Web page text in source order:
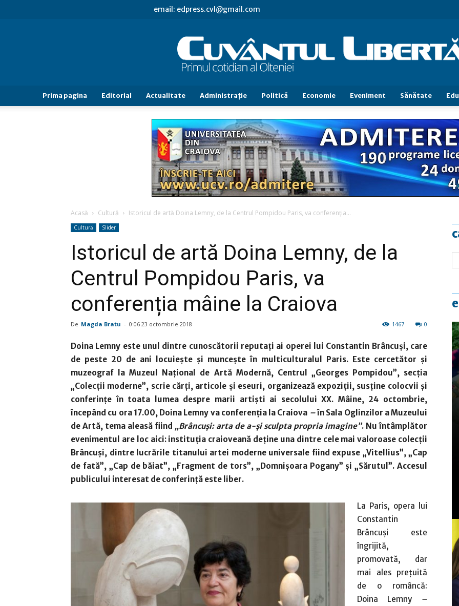
email: edpress.cvl@gmail.com
Cuvântul
Libertăţii
Prima pagina Editorial Actualitate Administraţie Politică Economie Eveniment Sănătate
Acasă Cultură Istoricul de artă Doina Lemny, de la Centrul Pompidou Paris, va conferenția...
Cultură Slider
Istoricul de artă Doina Lemny, de la
Centrul Pompidou Paris, va
conferenția mâine la Craiova
De Magda Bratu - 0:06 23 octombrie 2018 0
1467
Doina Lemny este unul dintre cunoscătorii reputați ai operei lui Constantin Brâncuși, care
de peste 20 de ani locuiește și muncește în multiculturalul Paris. Este cercetător și
muzeograf la Muzeul Național de Artă Modernă, Centrul „Georges Pompidou”, secția
„Colecții moderne”, scrie cărți, articole și eseuri, organizează expoziții, susține colocvii și
conferințe în toata lumea despre marii artiști ai secolului XX. Mâine, 24 octombrie,
începând cu ora 17.00, Doina Lemny va conferenția la Craiova –în Sala Oglinzilor a Muzeului
de Artă, tema aleasă fiind „Brâncuși: arta de a-și sculpta propria imagine”. Nu întâmplător
evenimentul are loc aici: instituția craioveană deține una dintre cele mai valoroase colecții
Brâncuși, dintre lucrările titanului artei moderne universale fiind expuse „Vitellius”, „Cap
de fată”, „Cap de băiat”, „Fragment de tors”, „Domnișoara Pogany” și „Sărutul”. Accesul
publicului interesat de conferință este liber.
La Paris, opera lui
Constantin
Brâncuși este
îngrijită,
promovată, dar
mai ales prețuită
de o româncă:
Doina Lemny
–